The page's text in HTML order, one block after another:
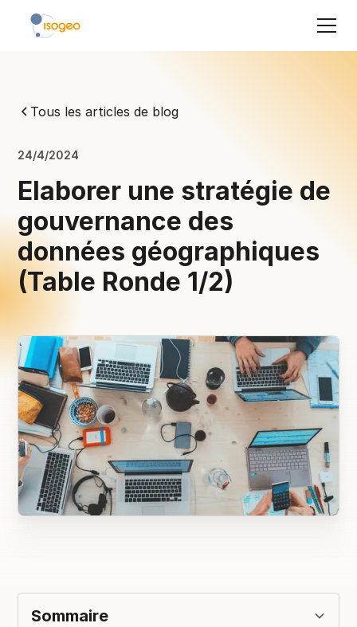
Tous les articles de blog
24/4/2024
Elaborer une stratégie de
gouvernance des
données géographiques
(Table Ronde 1/2)
Sommaire